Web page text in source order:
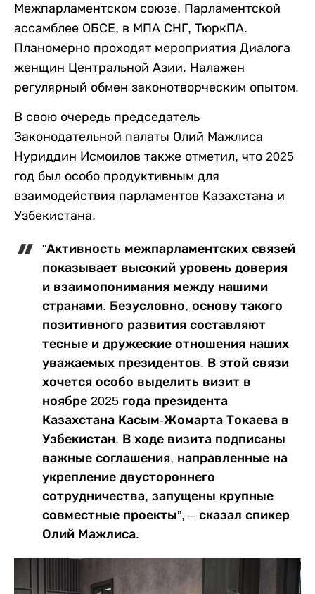
Межпарламентском союзе, Парламентской
ассамблее ОБСЕ, в МПА СНГ, ТюркПА.
Планомерно проходят мероприятия Диалога
женщин Центральной Азии. Налажен
регулярный обмен законотворческим опытом.
В свою очередь председатель
Законодательной палаты Олий Мажлиса
Нуриддин Исмоилов также отметил, что 2025
год был особо продуктивным для
взаимодействия парламентов Казахстана и
Узбекистана.
"Активность межпарламентских связей
показывает высокий уровень доверия
и взаимопонимания между нашими
странами. Безусловно, основу такого
позитивного развития составляют
тесные и дружеские отношения наших
уважаемых президентов. В этой связи
хочется особо выделить визит в
ноябре 2025 года президента
Казахстана Касым-Жомарта Токаева в
Узбекистан. В ходе визита подписаны
важные соглашения, направленные на
укрепление двустороннего
сотрудничества, запущены крупные
совместные проекты”, – сказал спикер
Олий Мажлиса.